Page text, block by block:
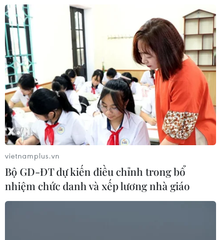
TIN CÙNG CHUYÊN MỤC
ASC 2026: Tiếp lửa đam mê khoa học
cho thế hệ trẻ Việt Nam
04/08/2026 14:08
Nghị quyết của Bộ Chính trị về công
tác người Việt Nam ở nước ngoài
04/08/2026 12:08
Việt Nam tham dự Trại hè Khoa học
vietnamplus.vn
Bộ GD-ĐT dự kiến điều chỉnh trong bổ
nhiệm chức danh và xếp lương nhà giáo